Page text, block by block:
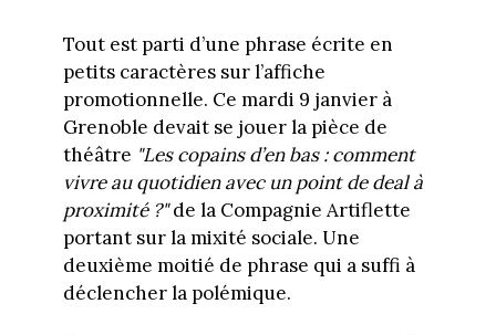
Tout est parti d’une phrase écrite en
petits caractères sur l’affiche
promotionnelle. Ce mardi 9 janvier à
Grenoble devait se jouer la pièce de
théâtre "Les copains d’en bas : comment
vivre au quotidien avec un point de deal à
proximité ?"de la Compagnie Artiflette
portant sur la mixité sociale. Une
deuxième moitié de phrase qui a suffi à
déclencher la polémique.